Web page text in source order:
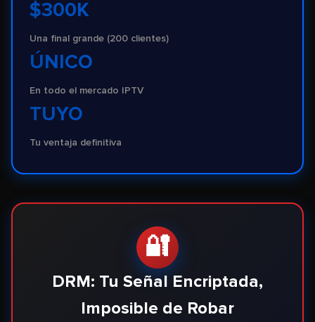
$300K
Una final grande (200 clientes)
ÚNICO
En todo el mercado IPTV
TUYO
Tu ventaja definitiva
🔐
DRM: Tu Señal Encriptada,
Imposible de Robar